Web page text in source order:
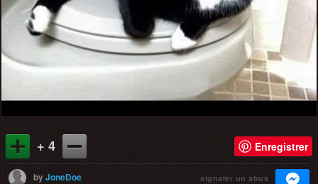
+ 4 Enregistrer
byJoneDoe signaler un abus